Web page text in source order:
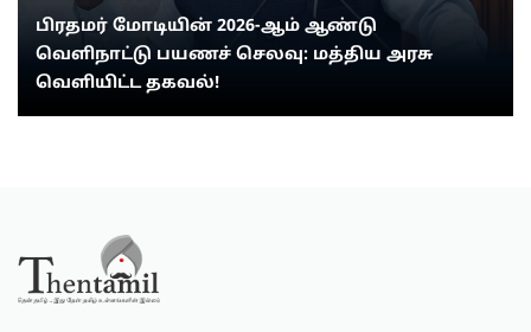
பிரதமர் மோடியின் 2026-ஆம் ஆண்டு
வெளிநாட்டு பயணச் செலவு: மத்திய அரசு
வெளியிட்ட தகவல்!